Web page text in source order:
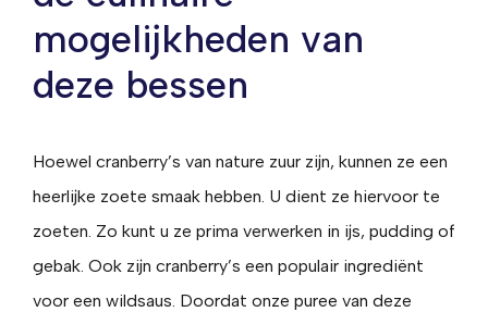
mogelijkheden van
deze bessen
Hoewel cranberry’s van nature zuur zijn, kunnen ze een
heerlijke zoete smaak hebben. U dient ze hiervoor te
zoeten. Zo kunt u ze prima verwerken in ijs, pudding of
gebak. Ook zijn cranberry’s een populair ingrediënt
voor een wildsaus. Doordat onze puree van deze